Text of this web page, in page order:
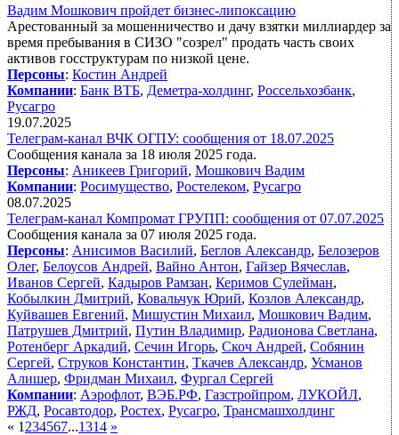
Вадим Мошкович пройдет бизнес-липоксацию
Арестованный за мошенничество и дачу взятки миллиардер за
время пребывания в СИЗО "созрел" продать часть своих
активов госструктурам по низкой цене.
Персоны: Костин Андрей
Компании: Банк ВТБ, Деметра-холдинг, Россельхозбанк,
Русагро
19.07.2025
Телеграм-канал ВЧК ОГПУ: сообщения от 18.07.2025
Сообщения канала за 18 июля 2025 года.
Персоны: Аникеев Григорий, Мошкович Вадим
Компании: Росимущество, Ростелеком, Русагро
08.07.2025
Телеграм-канал Компромат ГРУПП: сообщения от 07.07.2025
Сообщения канала за 07 июля 2025 года.
Персоны: Анисимов Василий, Беглов Александр, Белозеров
Олег, Белоусов Андрей, Вайно Антон, Гайзер Вячеслав,
Иванов Сергей, Кадыров Рамзан, Керимов Сулейман,
Кобылкин Дмитрий, Ковальчук Юрий, Козлов Александр,
Куйвашев Евгений, Мишустин Михаил, Мошкович Вадим,
Патрушев Дмитрий, Путин Владимир, Радионова Светлана,
Ротенберг Аркадий, Сечин Игорь, Скоч Андрей, Собянин
Сергей, Струков Константин, Ткачев Александр, Усманов
Алишер, Фридман Михаил, Фургал Сергей
Компании: Аэрофлот, ВЭБ.РФ, Газстройпром, ЛУКОЙЛ,
РЖД, Росавтодор, Ростех, Русагро, Трансмашхолдинг
« 1 234567...1314 »